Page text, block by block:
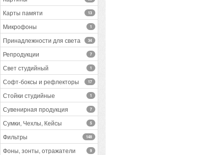
Карты памяти 13
Микрофоны 1
Принадлежности для света 34
Репродукции 7
Свет студийный 1
Софт-боксы и рефлекторы 17
Стойки студийные 1
Сувенирная продукция 7
Сумки, Чехлы, Кейсы 5
Фильтры 148
Фоны, зонты, отражатели 9